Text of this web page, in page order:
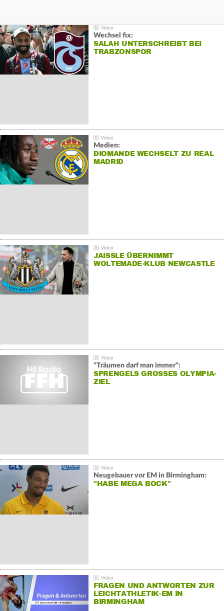
Wechsel fix:
SALAH UNTERSCHREIBT BEI
TRABZONSPOR
Medien:
DIOMANDE WECHSELT ZU REAL
MADRID
JAISSLE ÜBERNIMMT
WOLTEMADE-KLUB NEWCASTLE
"Träumen darf man immer":
SPRENGELS GROSSES OLYMPIA-Z
IEL
Neugebauer vor EM in Birmingham:
"HABE MEGA BOCK"
FRAGEN UND ANTWORTEN ZUR
LEICHTATHLETIK-EM IN
BIRMINGHAM